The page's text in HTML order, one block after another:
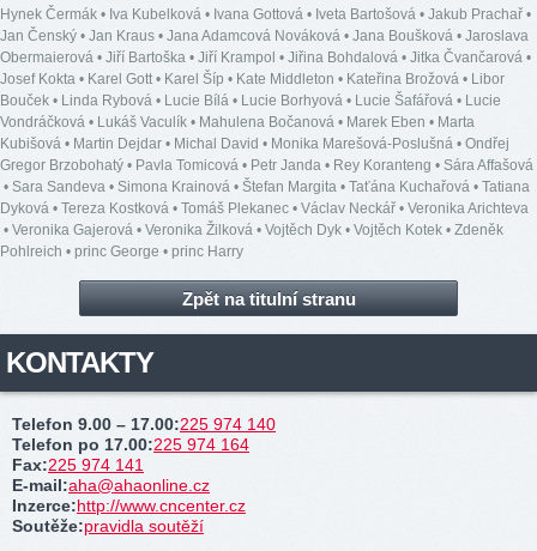
Hynek Čermák • Iva Kubelková • Ivana Gottová • Iveta Bartošová • Jakub Prachař •
Jan Čenský • Jan Kraus • Jana Adamcová Nováková • Jana Boušková • Jaroslava
Obermaierová • Jiří Bartoška • Jiří Krampol • Jiřina Bohdalová • Jitka Čvančarová •
Josef Kokta • Karel Gott• Karel Šíp • Kate Middleton • Kateřina Brožová • Libor
Bouček • Linda Rybová • Lucie Bílá • Lucie Borhyová • Lucie Šafářová • Lucie
Vondráčková • Lukáš Vaculík • Mahulena Bočanová • Marek Eben • Marta
Kubišová • Martin Dejdar • Michal David • Monika Marešová-Poslušná • Ondřej
Gregor Brzobohatý • Pavla Tomicová • Petr Janda • Rey Koranteng • Sára Affašová
• Sara Sandeva • Simona Krainová • Štefan Margita • Taťána Kuchařová • Tatiana
Dyková • Tereza Kostková • Tomáš Plekanec • Václav Neckář • Veronika Arichteva
• Veronika Gajerová • Veronika Žilková • Vojtěch Dyk • Vojtěch Kotek • Zdeněk
Pohlreich • princ George • princ Harry
Zpět na titulní stranu
KONTAKTY
Telefon 9.00 – 17.00:225 974 140
Telefon po 17.00:225 974 164
Fax:225 974 141
E-mail:aha@ahaonline.cz
Inzerce:http://www.cncenter.cz
Soutěže:pravidla soutěží